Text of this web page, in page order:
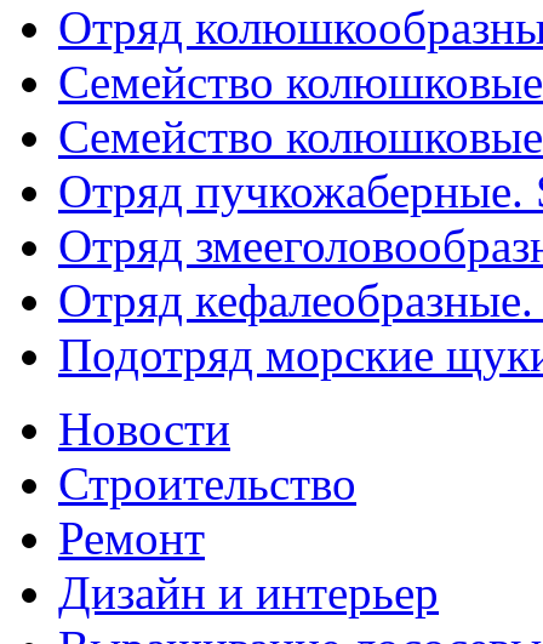
Отряд
Семейство
Семейство
Отряд пучкожаберные.
Отряд
Отряд
Подотряд морские
Новости
Строительство
Ремонт
Дизайн и интерьер